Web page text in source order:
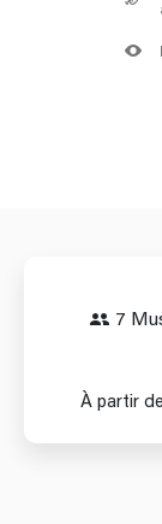
7
À partir de